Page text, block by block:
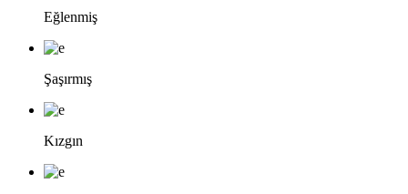
Eğlenmiş
Şaşırmış
Kızgın